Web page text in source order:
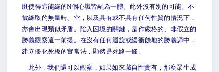
麼使得這能緣的N個心識皆融為一體。此外沒有別的可能。不
被緣取的無量時、空，以及具有或不具有任何性質的情況下，
亦會出現類似矛盾。陷入困境的關鍵，是作嚴格的、非假立的
勝義觀察這一前提。在沒有任何迴旋或緩衝餘地的勝義諦中，
建立僵化死板的實常法，顯然是死路一條。
此外，我們還可以觀察，如果如來藏自性實有，那麼眾生成